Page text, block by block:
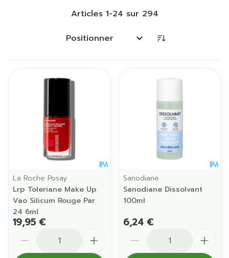
Articles 1-24 sur 294
Trier par:
La Roche Posay
Lrp Toleriane Make Up
Vao Silicum Rouge Par
24 6ml
19,95 €
Sanodiane
Sanodiane Dissolvant
100ml
6,24 €